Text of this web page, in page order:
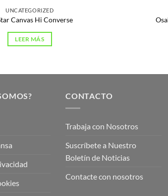
UNCATEGORIZED
Canvas Hi Converse
LEER MÁS
CONTACTO
Trabaja con Nosotros
Suscríbete a Nuestro
Boletín de Noticias
Contacte con nosotros